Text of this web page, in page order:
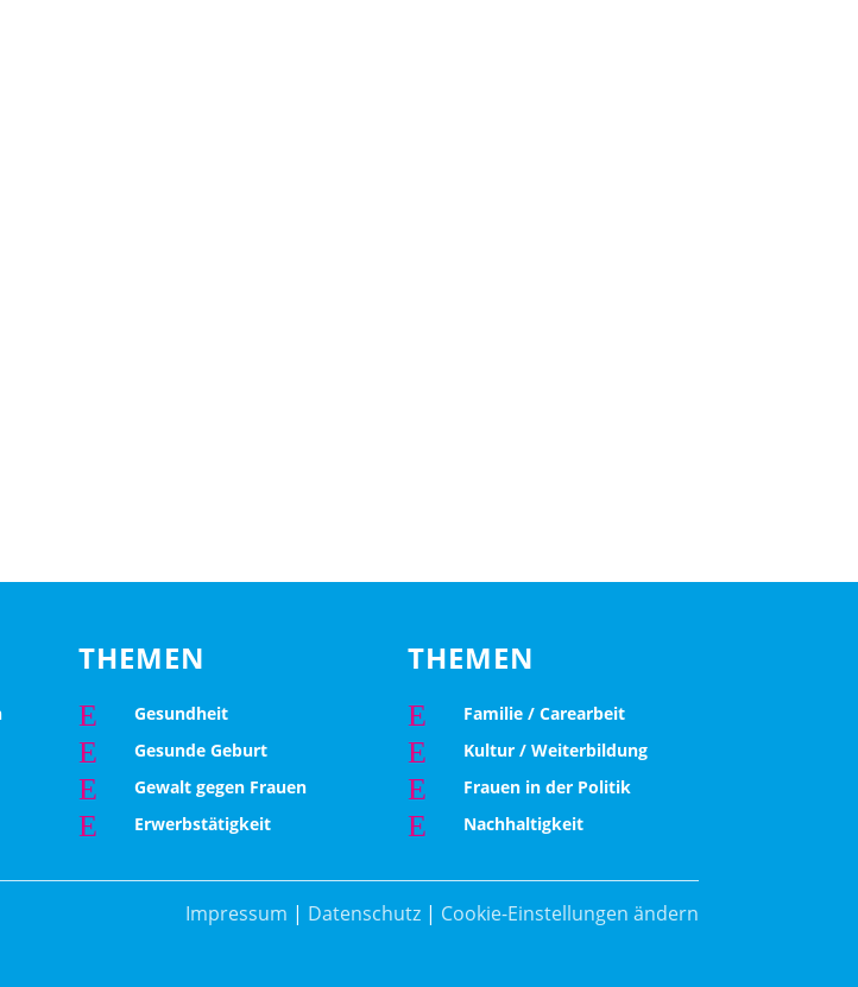
THEMEN
E Gesundheit
E Gesunde Geburt
E Gewalt gegen Frauen
E Erwerbstätigkeit
THEMEN
E Familie / Carearbeit
E Kultur / Weiterbildung
E Frauen in der Politik
E Nachhaltigkeit
Impressum | Datenschutz| Cookie-Einstellungen ändern